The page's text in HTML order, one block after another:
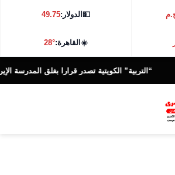
💵الدولار:49.75
☀️القاهرة:28°
الكويتية تصدر قرارا بغلق المدرسة الإيرانية